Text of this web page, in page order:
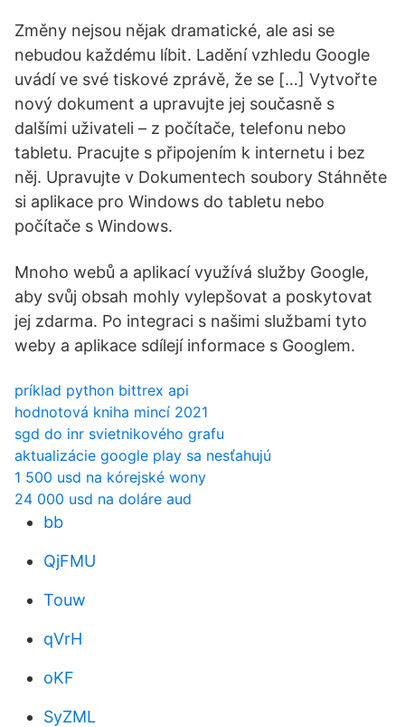
Změny nejsou nějak dramatické, ale asi se
nebudou každému líbit. Ladění vzhledu Google
uvádí ve své tiskové zprávě, že se […] Vytvořte
nový dokument a upravujte jej současně s
dalšími uživateli – z počítače, telefonu nebo
tabletu. Pracujte s připojením k internetu i bez
něj. Upravujte v Dokumentech soubory Stáhněte
si aplikace pro Windows do tabletu nebo
počítače s Windows.
Mnoho webů a aplikací využívá služby Google,
aby svůj obsah mohly vylepšovat a poskytovat
jej zdarma. Po integraci s našimi službami tyto
weby a aplikace sdílejí informace s Googlem.
príklad python bittrex api
hodnotová kniha mincí 2021
sgd do inr svietnikového grafu
aktualizácie google play sa nesťahujú
1 500 usd na kórejské wony
24 000 usd na doláre aud
bb
QjFMU
Touw
qVrH
oKF
SyZML